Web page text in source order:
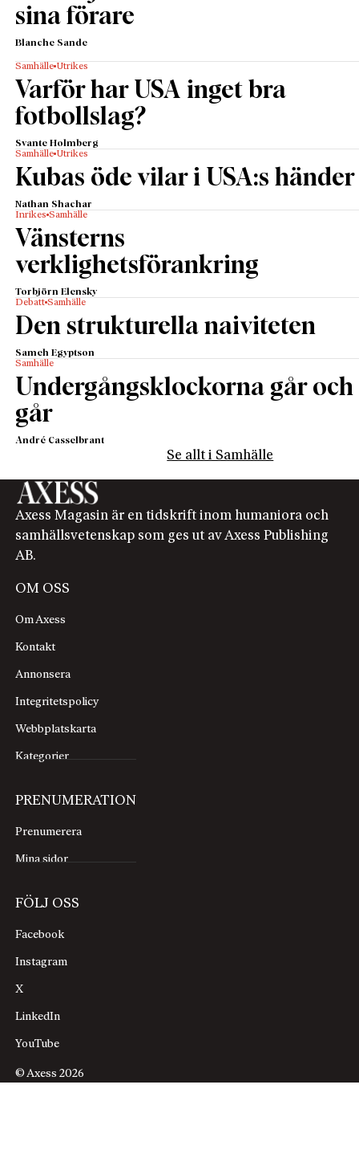
sina förare
Blanche Sande
Samhälle Utrikes
Varför har USA inget bra
fotbollslag?
Svante Holmberg
Samhälle Utrikes
Kubas öde vilar i USA:s händer
Nathan Shachar
Inrikes Samhälle
Vänsterns
verklighetsförankring
Torbjörn Elensky
Debatt Samhälle
Den strukturella naiviteten
Sameh Egyptson
Samhälle
Undergångsklockorna går och
går
André Casselbrant
Se allt i Samhälle
Axess Magasin är en tidskrift inom humaniora och
samhällsvetenskap som ges ut av Axess Publishing
AB.
OM OSS
Om Axess
Kontakt
Annonsera
Integritetspolicy
Webbplatskarta
Kategorier
PRENUMERATION
Prenumerera
Mina sidor
FÖLJ OSS
Facebook
Instagram
X
LinkedIn
YouTube
© Axess 2026